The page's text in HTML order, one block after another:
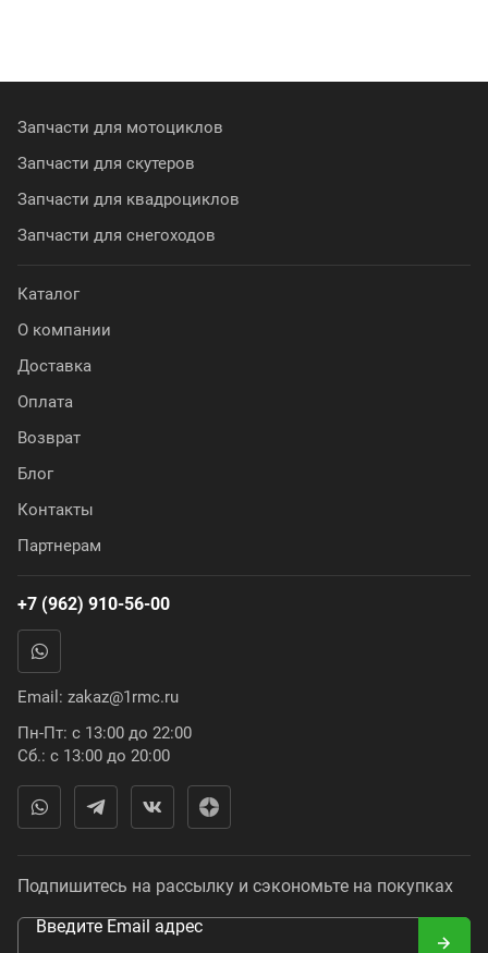
Запчасти для мотоциклов
Запчасти для скутеров
Запчасти для квадроциклов
Запчасти для снегоходов
Каталог
О компании
Доставка
Оплата
Возврат
Блог
Контакты
Партнерам
+7 (962) 910-56-00
Email: zakaz@1rmc.ru
Пн-Пт: с 13:00 до 22:00
Сб.: с 13:00 до 20:00
Подпишитесь на рассылку и сэкономьте на покупках
Введите Email адрес